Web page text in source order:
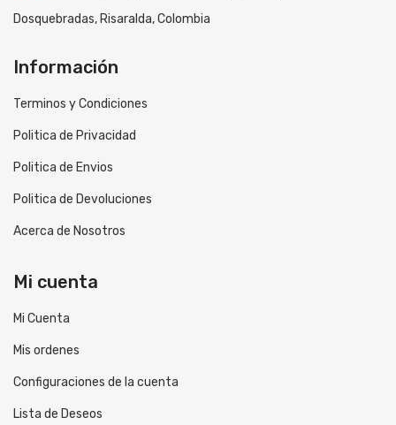
Dosquebradas, Risaralda, Colombia
Información
Terminos y Condiciones
Politica de Privacidad
Politica de Envios
Politica de Devoluciones
Acerca de Nosotros
Mi cuenta
Mi Cuenta
Mis ordenes
Configuraciones de la cuenta
Lista de Deseos